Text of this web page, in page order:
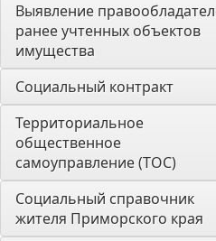
Выявление
ранее учтенных объектов
имущества
Социальный контракт
Территориальное
общественное
самоуправление (ТОС)
Социальный справочник
жителя Приморского края